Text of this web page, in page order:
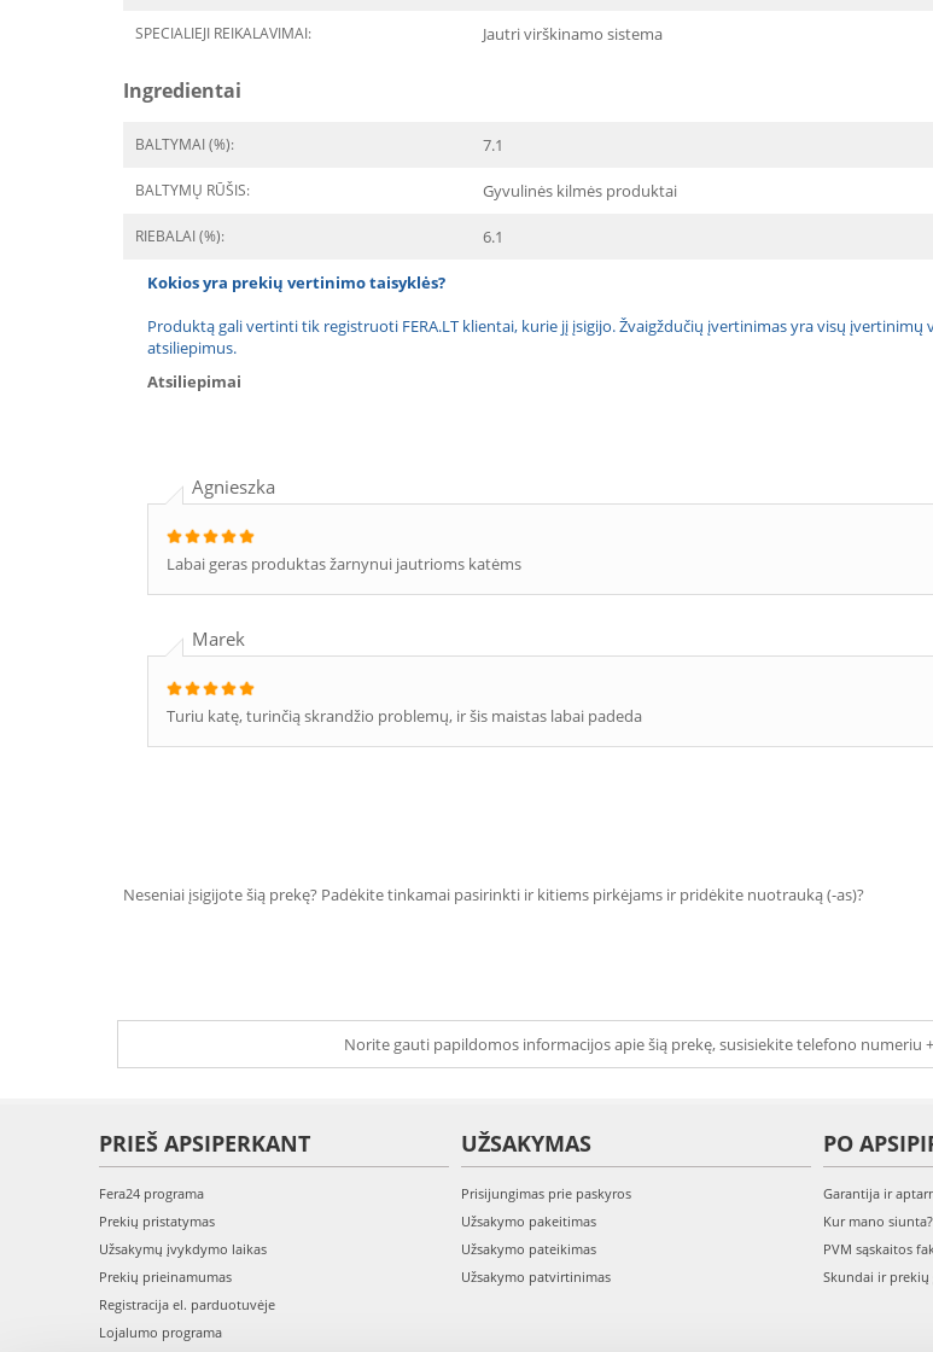
SPECIALIEJI REIKALAVIMAI: Jautri virškinamo sistema
Ingredientai
BALTYMAI (%): 7.1
BALTYMŲ RŪŠIS: Gyvulinės kilmės produktai
RIEBALAI (%): 6.1
Kokios yra prekių vertinimo taisyklės?
Produktą gali vertinti tik registruoti FERA.LT klientai, kurie jį įsigijo. Žvaigždučių įvertinimas yra visų
atsiliepimus.
Atsiliepimai
Agnieszka
Labai geras produktas žarnynui jautrioms katėms
Marek
Turiu katę, turinčią skrandžio problemų, ir šis maistas labai padeda
Neseniai įsigijote šią prekę? Padėkite tinkamai pasirinkti ir kitiems pirkėjams ir pridėkite nuotrauką (-as)?
Norite gauti papildomos informacijos apie šią prekę, susisiekite telefono numeriu
PRIEŠ APSIPERKANT
Fera24 programa
Prekių pristatymas
Užsakymų įvykdymo laikas
Prekių prieinamumas
Registracija el. parduotuvėje
Lojalumo programa
UŽSAKYMAS
Prisijungimas prie paskyros
Užsakymo pakeitimas
Užsakymo pateikimas
Užsakymo patvirtinimas
PO
Garantija ir
Kur mano
PVM sąskaitos
Skundai ir prekių